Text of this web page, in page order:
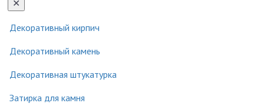
✕
Декоративный кирпич
Декоративный камень
Декоративная штукатурка
Затирка для камня